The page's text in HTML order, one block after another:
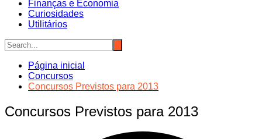
Finanças e Economia
Curiosidades
Utilitários
Página inicial
Concursos
Concursos Previstos para 2013
Concursos Previstos para 2013